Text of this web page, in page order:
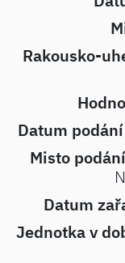
Rakousko-
Datum
Misto
Datum
Jednotka v